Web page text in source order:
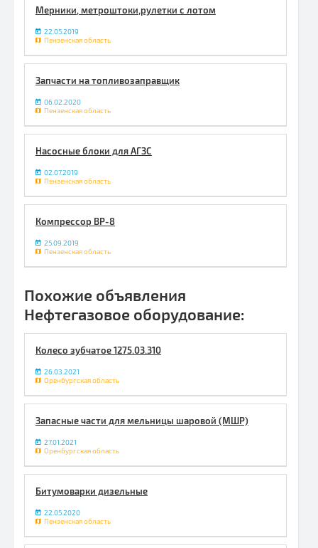
Мерники, метроштоки,рулетки с лотом
22.05.2019
Пензенская область
Запчасти на топливозаправщик
06.02.2020
Пензенская область
Насосные блоки для АГЗС
02.07.2019
Пензенская область
Компрессор ВР-8
25.09.2019
Пензенская область
Похожие объявления
Нефтегазовое оборудование:
Колесо зубчатое 1275.03.310
26.03.2021
Оренбургская область
Запасные части для мельницы шаровой (МШР)
27.01.2021
Оренбургская область
Битумоварки дизельные
22.05.2020
Пензенская область